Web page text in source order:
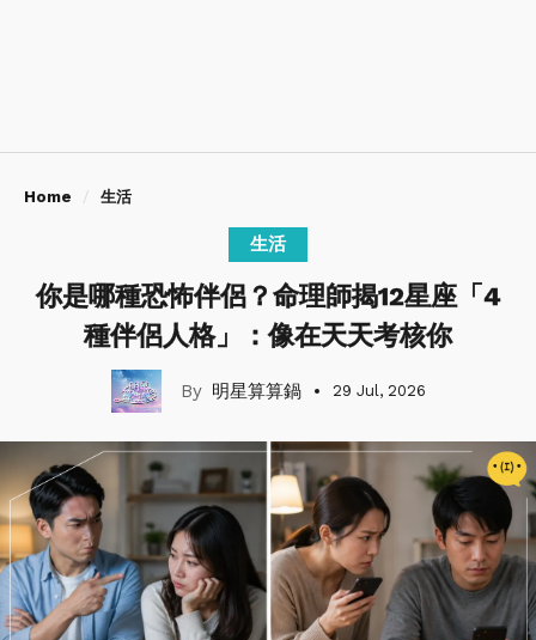
Home 生活
生活
你是哪種恐怖伴侶？命理師揭12星座「4
種伴侶人格」：像在天天考核你
明星算算鍋 29 Jul, 2026